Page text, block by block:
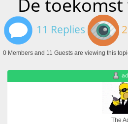
De
11 Replies
0 Members and 11 Guests are viewing this
The